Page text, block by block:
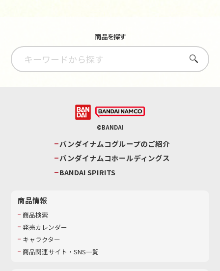
商品を探す
さがす
©BANDAI
バンダイナムコグループのご紹介
バンダイナムコホールディングス
BANDAI SPIRITS
商品情報
商品検索
発売カレンダー
キャラクター
商品関連サイト・SNS一覧